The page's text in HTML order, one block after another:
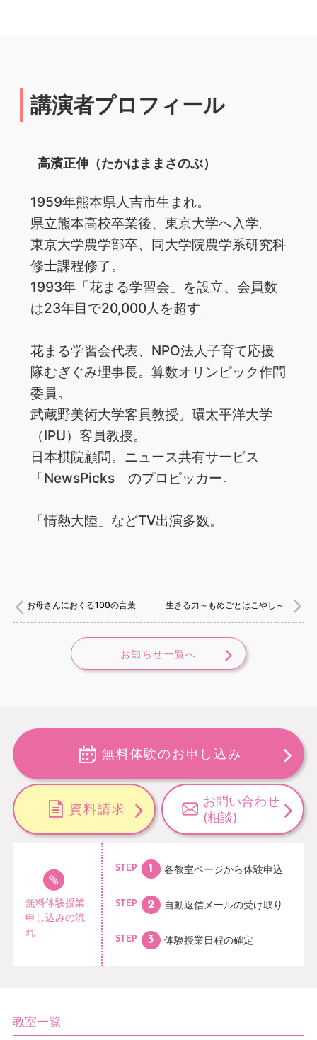
講演者プロフィール
高濱正伸（たかはままさのぶ）
1959年熊本県人吉市生まれ。
県立熊本高校卒業後、東京大学へ入学。
東京大学農学部卒、同大学院農学系研究科
修士課程修了。
1993年「花まる学習会」を設立、会員数
は23年目で20,000人を超す。
花まる学習会代表、NPO法人子育て応援
隊むぎぐみ理事長。算数オリンピック作問
委員。
武蔵野美術大学客員教授。環太平洋大学
（IPU）客員教授。
日本棋院顧問。ニュース共有サービス
「NewsPicks」のプロピッカー。
「情熱大陸」などTV出演多数。
お母さんにおくる100の言葉 生きる力～もめごとはこやし～
お知らせ一覧へ
無料体験のお申し込み
資料請求
お問い合わせ
(相談)
無料体験授業
申し込みの流
れ
STEP 各教室ページから体験申込
STEP 自動返信メールの受け取り
STEP 体験授業日程の確定
教室一覧